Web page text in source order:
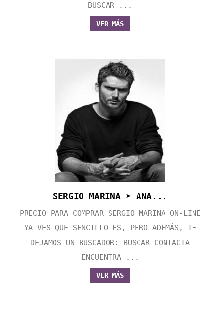
BUSCAR ...
VER MÁS
SERGIO MARINA ➤ ANA...
PRECIO PARA COMPRAR SERGIO MARINA ON-LINE
YA VES QUE SENCILLO ES, PERO ADEMÁS, TE
DEJAMOS UN BUSCADOR: BUSCAR CONTACTA
ENCUENTRA ...
VER MÁS